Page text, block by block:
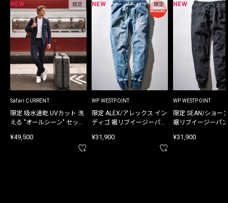
NEW 限定
Safari CURRENT
限定 吸水速乾 UVカット 洗
える "オールシーン" セット
¥49,500
NEW 限定
WP WESTPOINT
限定 ALEX/アレックス イン
ディゴ 裾リブイージーパン
¥31,900
NEW
WP WESTPOINT
限定 SEAN/ショー
裾リブイージーパ
¥31,900